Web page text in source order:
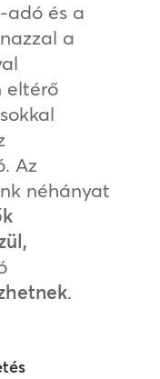
adó és a
a
eltérő
Az
néhányat
.